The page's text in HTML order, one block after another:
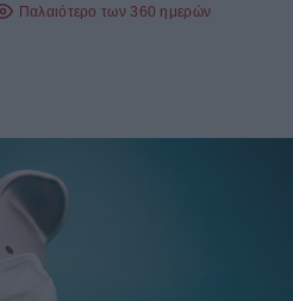
Παλαιότερο των 360 ημερών